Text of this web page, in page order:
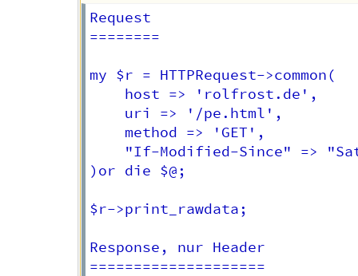
Request
========
my $r = HTTPRequest->common(
    host => 'rolfrost.de',
    uri => '/pe.html',
    method => 'GET',
"If-Modified-Since" =>
)or die $@;
$r->print_rawdata;
Response, nur Header
====================